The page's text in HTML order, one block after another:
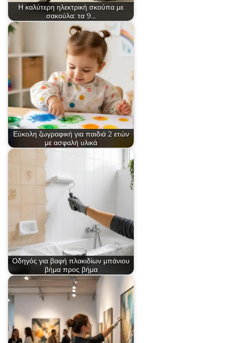
Η καλύτερη ηλεκτρική σκούπα με
σακούλα: τα 9…
Εύκολη ζωγραφική για παιδιά 2 ετών
με ασφαλή υλικά
Οδηγός για βαφή πλακιδίων μπάνιου
βήμα προς βήμα